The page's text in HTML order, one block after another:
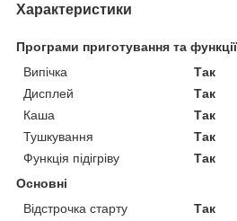
Характеристики
Програми приготування та функції
Випічка
Так
Дисплей
Так
Каша
Так
Тушкування
Так
Функція підігріву
Так
Основні
Відстрочка старту
Так